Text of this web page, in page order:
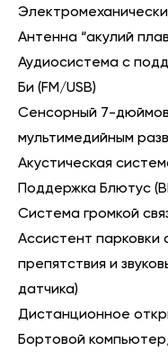
Антенна “акулий
Аудиосистема с
Би (FM/USB)
Сенсорный 7-
мультимедийным
Акустическая
Поддержка Блютус
Система громкой
Ассистент
препятствия и
датчика)
Дистанционное
Бортовой